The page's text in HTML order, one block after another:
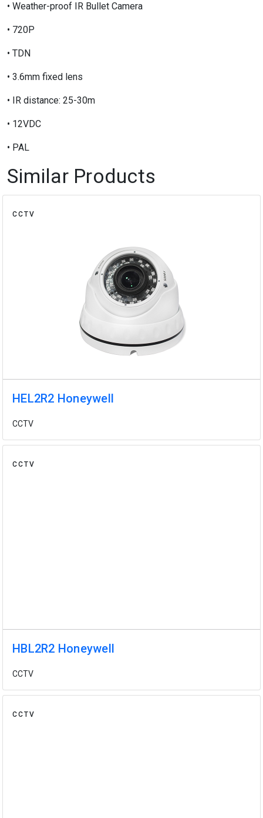
• Weather-proof IR Bullet Camera
• 720P
• TDN
• 3.6mm fixed lens
• IR distance: 25-30m
• 12VDC
• PAL
Similar Products
CCTV
HEL2R2 Honeywell
CCTV
CCTV
HBL2R2 Honeywell
CCTV
CCTV